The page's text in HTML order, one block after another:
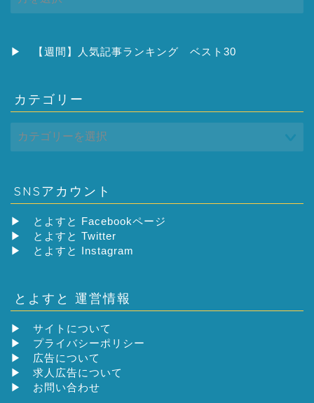
ー
ブ
▶ 【週間】人気記事ランキング ベスト30
カテゴリー
SNSアカウント
▶
とよすと Facebookページ
▶
とよすと Twitter
▶
とよすと Instagram
とよすと 運営情報
▶ サイトについて
▶ プライバシーポリシー
▶ 広告について
▶ 求人広告について
▶ お問い合わせ